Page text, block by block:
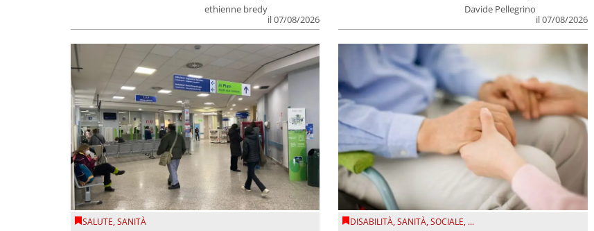
ethienne bredy
il 07/08/2026
Davide Pellegrino
il 07/08/2026
SALUTE,SANITÀ DISABILITÀ,SANITÀ,SOCIALE, ...